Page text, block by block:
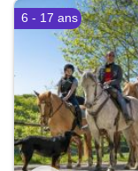
6 - 17 ans